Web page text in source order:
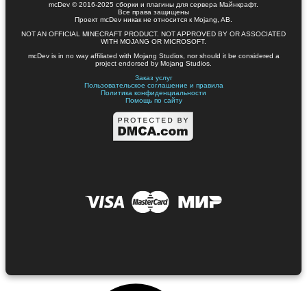
mcDev © 2016-2025 сборки и плагины для сервера Майнкрафт.
Все права защищены
Проект mcDev никак не относится к Mojang, AB.
NOT AN OFFICIAL MINECRAFT PRODUCT. NOT APPROVED BY OR ASSOCIATED
WITH MOJANG OR MICROSOFT.
mcDev is in no way affiliated with Mojang Studios, nor should it be considered a
project endorsed by Mojang Studios.
Заказ услуг
Пользовательское соглашение и правила
Политика конфиденциальности
Помощь по сайту